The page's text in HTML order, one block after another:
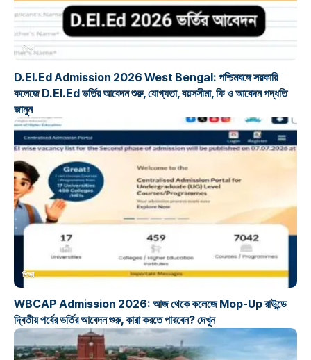
শিক্ষা
D.El.Ed Admission 2026 West Bengal: পশ্চিমবঙ্গে সরকারি
কলেজে D.El.Ed ভর্তির আবেদন শুরু, যোগ্যতা, বয়সসীমা, ফি ও আবেদন পদ্ধতি
জানুন
শিক্ষা
WBCAP Admission 2026: আজ থেকে কলেজে Mop-Up রাউন্ডে
দ্বিতীয় পর্বের ভর্তির আবেদন শুরু, কারা করতে পারবেন? দেখুন